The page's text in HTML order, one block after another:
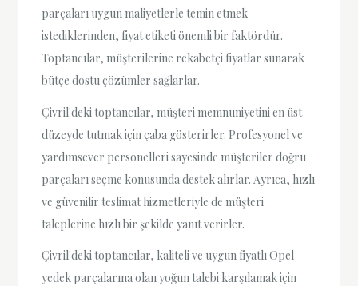
parçaları uygun maliyetlerle temin etmek
istediklerinden, fiyat etiketi önemli bir faktördür.
Toptancılar, müşterilerine rekabetçi fiyatlar sunarak
bütçe dostu çözümler sağlarlar.
Çivril'deki toptancılar, müşteri memnuniyetini en üst
düzeyde tutmak için çaba gösterirler. Profesyonel ve
yardımsever personelleri sayesinde müşteriler doğru
parçaları seçme konusunda destek alırlar. Ayrıca, hızlı
ve güvenilir teslimat hizmetleriyle de müşteri
taleplerine hızlı bir şekilde yanıt verirler.
Çivril'deki toptancılar, kaliteli ve uygun fiyatlı Opel
yedek parçalarına olan yoğun talebi karşılamak için